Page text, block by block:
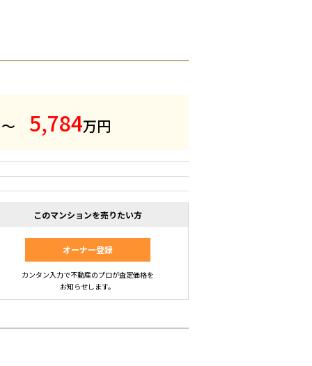
5,784万円
このマンションを売りたい方
オーナー登録
カンタン入力で不動産のプロが査定価格を
お知らせします。